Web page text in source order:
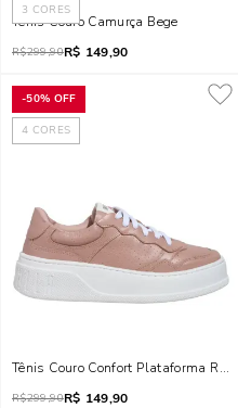
3 CORES
Tênis Couro Camurça Bege
R$299,90R$ 149,90
-50% OFF
4 CORES
Tênis Couro Confort Plataforma Rose
R$299,90R$ 149,90